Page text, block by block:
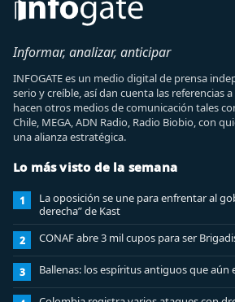
Informar, analizar, anticipar
INFOGATE es un medio digital de prensa
serio y creíble, así dan cuenta las referencias
hacen otros medios de comunicación tales
Chile, MEGA, ADN Radio, Radio Biobio, con
una alianza estratégica.
Lo más visto de la semana
1
La oposición se une para enfrentar al
derecha” de Kast
2 CONAF abre 3 mil cupos para ser
3 Ballenas: los espíritus antiguos que aún